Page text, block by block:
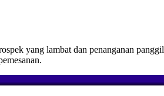
yang lambat dan penanganan